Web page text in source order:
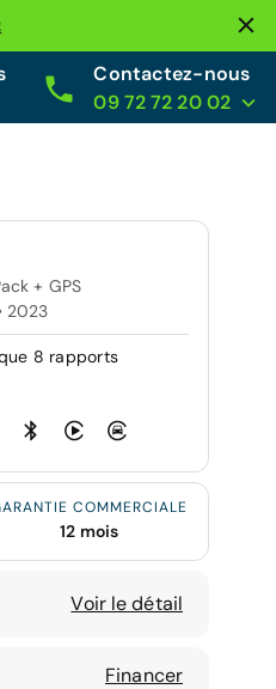
Contactez-nous
09 72 72 20 02
+ GPS
2023
8 rapports
COMMERCIALE
12 mois
Voir le détail
Financer